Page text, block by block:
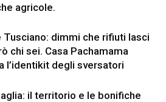
agricole.
Tusciano: dimmi che rifiuti lasci
chi sei. Casa Pachamama
l’identikit degli sversatori
il territorio e le bonifiche